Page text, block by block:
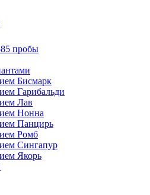
пробы
Бисмарк
Гарибальди
Лав
Нонна
Панцирь
Ромб
Сингапур
Якорь